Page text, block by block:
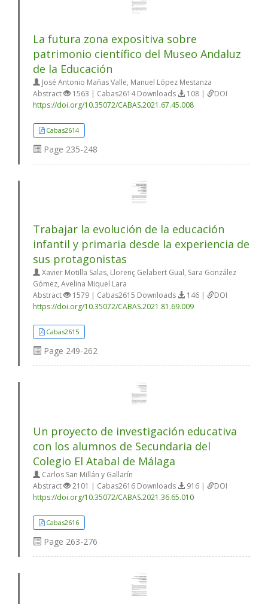
La futura zona expositiva sobre
patrimonio científico del Museo Andaluz
de la Educación
José Antonio Mañas Valle, Manuel López Mestanza
Abstract
1563 | Cabas2614 Downloads 108 |
DOI
https://doi.org/10.35072/CABAS.2021.67.45.008
Cabas2614
Page 235-248
Trabajar la evolución de la educación
infantil y primaria desde la experiencia de
sus protagonistas
Xavier Motilla Salas, Llorenç Gelabert Gual, Sara González
Gómez, Avelina Miquel Lara
Abstract
1579 | Cabas2615 Downloads 146 |
DOI
https://doi.org/10.35072/CABAS.2021.81.69.009
Cabas2615
Page 249-262
Un proyecto de investigación educativa
con los alumnos de Secundaria del
Colegio El Atabal de Málaga
Carlos San Millán y Gallarín
Abstract
2101 | Cabas2616 Downloads 916 |
DOI
https://doi.org/10.35072/CABAS.2021.36.65.010
Cabas2616
Page 263-276